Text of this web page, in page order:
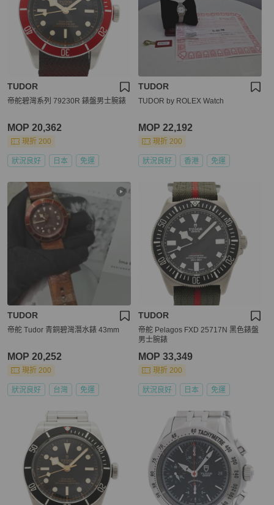
TUDOR
帝舵碧灣系列 79230R 錶盤男士腕錶
MOP 20,362
現折 200
狀況良好 日本 免運
TUDOR
TUDOR by ROLEX Watch
MOP 22,192
現折 200
狀況良好 香港 免運
TUDOR
帝舵 Tudor 青銅碧灣潛水錶 43mm
MOP 20,252
現折 200
狀況良好 台灣 免運
TUDOR
帝舵 Pelagos FXD 25717N 黑色錶盤
男士腕錶
MOP 33,349
現折 200
狀況良好 日本 免運